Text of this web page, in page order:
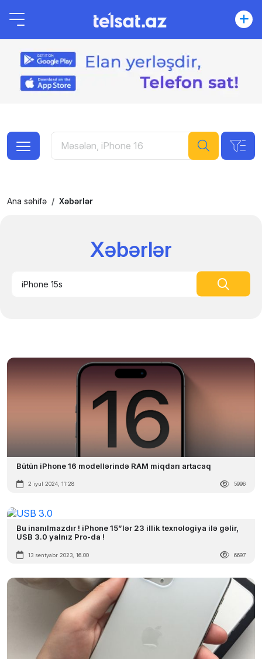
Ana səhifə Xəbərlər
Xəbərlər
Bütün iPhone 16 modellərində RAM miqdarı artacaq
2 iyul 2024, 11:28 5996
Bu inanılmazdır ! iPhone 15”lər 23 illik texnologiya ilə gəlir,
USB 3.0 yalnız Pro-da !
13 sentyabr 2023, 16:00 6697